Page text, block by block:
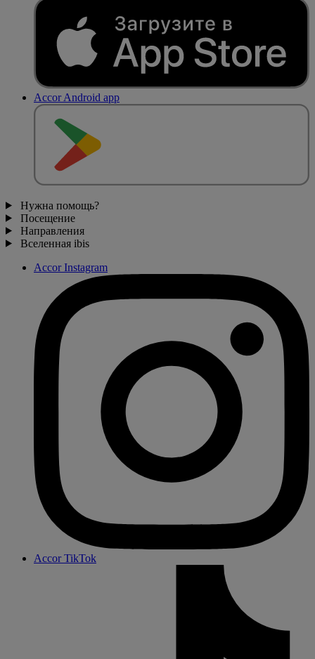
Accor Android app
Нужна помощь?
Посещение
Направления
Вселенная ibis
Accor Instagram
Accor TikTok